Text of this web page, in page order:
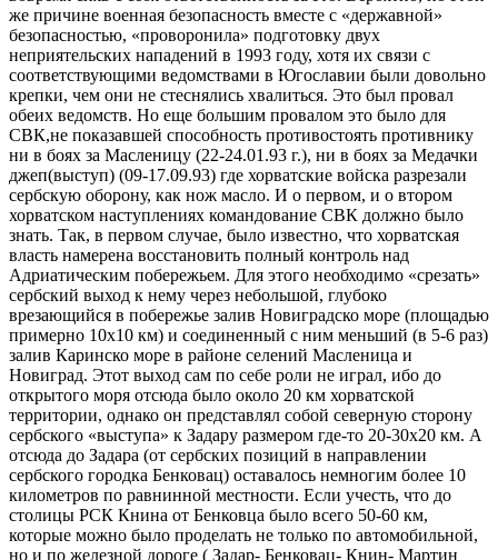
же причине военная безопасность вместе с «державной»
безопасностью, «проворонила» подготовку двух
неприятельских нападений в 1993 году, хотя их связи с
соответствующими ведомствами в Югославии были довольно
крепки, чем они не стеснялись хвалиться. Это был провал
обеих ведомств. Но еще большим провалом это было для
СВК,не показавшей способность противостоять противнику
ни в боях за Масленицу (22-24.01.93 г.), ни в боях за Медачки
джеп(выступ) (09-17.09.93) где хорватские войска разрезали
сербскую оборону, как нож масло. И о первом, и о втором
хорватском наступлениях командование СВК должно было
знать. Так, в первом случае, было известно, что хорватская
власть намерена восстановить полный контроль над
Адриатическим побережьем. Для этого необходимо «срезать»
сербский выход к нему через небольшой, глубоко
врезающийся в побережье залив Новиградско море (площадью
примерно 10х10 км) и соединенный с ним меньший (в 5-6 раз)
залив Каринско море в районе селений Масленица и
Новиград. Этот выход сам по себе роли не играл, ибо до
открытого моря отсюда было около 20 км хорватской
территории, однако он представлял собой северную сторону
сербского «выступа» к Задару размером где-то 20-30х20 км. А
отсюда до Задара (от сербских позиций в направлении
сербского городка Бенковац) оставалось немногим более 10
километров по равнинной местности. Если учесть, что до
столицы РСК Книна от Бенковца было всего 50-60 км,
которые можно было проделать не только по автомобильной,
но и по железной дороге ( Задар- Бенковац- Книн- Мартин